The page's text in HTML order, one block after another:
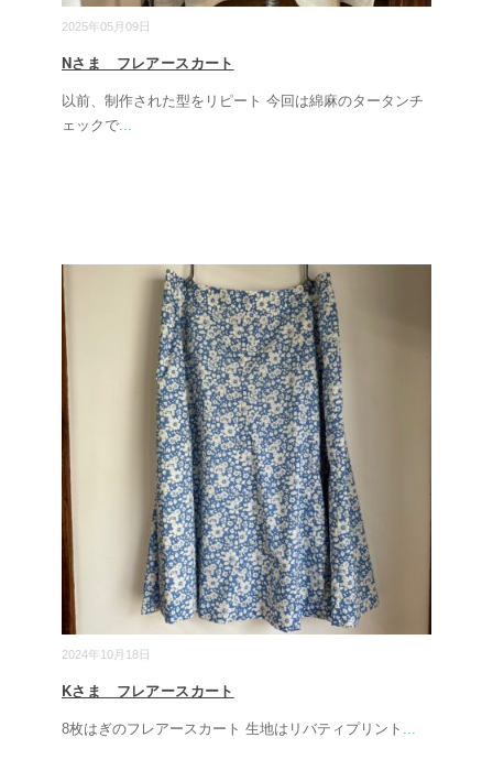
2025年05月09日
Nさま フレアースカート
以前、制作された型をリピート 今回は綿麻のタータンチ
ェックで...
2024年10月18日
Kさま フレアースカート
8枚はぎのフレアースカート 生地はリバティプリント ...